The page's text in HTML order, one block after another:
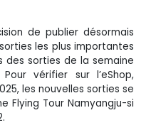
de publier désormais
les plus importantes
des sorties de la semaine
vérifier sur l’eShop,
les nouvelles sorties se
Flying Tour Namyangju-si